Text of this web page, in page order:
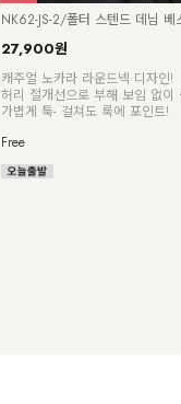
NK62-JS-2/폴터 스텐드 데님 베
27,900원
캐주얼 노카라 라운드넥 디자인!
허리 절개선으로 부해 보임 없이
가볍게 툭- 걸쳐도 룩에 포인트!
Free